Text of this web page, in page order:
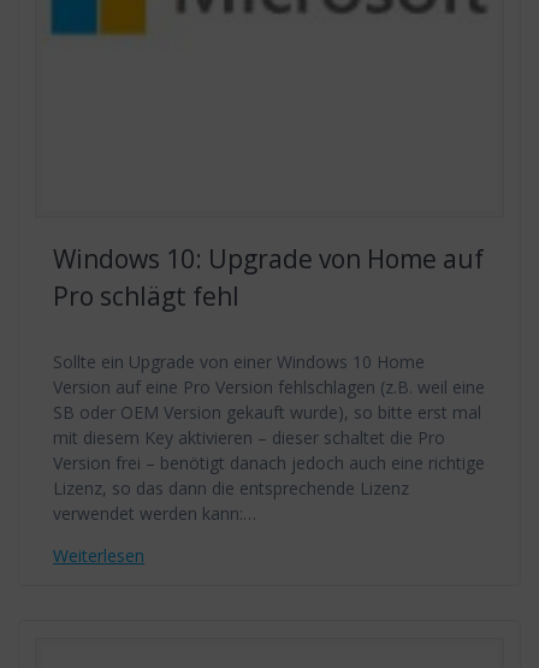
Windows 10: Upgrade von Home auf
Pro schlägt fehl
Sollte ein Upgrade von einer Windows 10 Home
Version auf eine Pro Version fehlschlagen (z.B. weil eine
SB oder OEM Version gekauft wurde), so bitte erst mal
mit diesem Key aktivieren – dieser schaltet die Pro
Version frei – benötigt danach jedoch auch eine richtige
Lizenz, so das dann die entsprechende Lizenz
verwendet werden kann:…
Weiterlesen